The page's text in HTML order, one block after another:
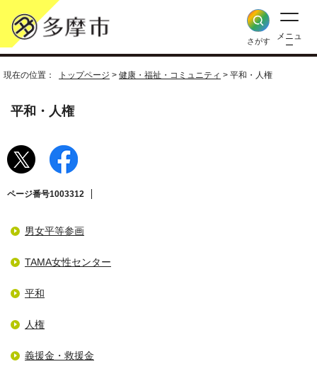
さがす
メニュ
ー
現在の位置： トップページ > 健康・福祉・コミュニティ > 平和・人権
平和・人権
ページ番号1003312
男女平等参画
TAMA女性センター
平和
人権
義援金・救援金